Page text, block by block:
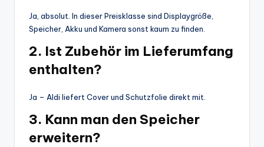
Ja, absolut. In dieser Preisklasse sind Displaygröße,
Speicher, Akku und Kamera sonst kaum zu finden.
2. Ist Zubehör im Lieferumfang
enthalten?
Ja – Aldi liefert Cover und Schutzfolie direkt mit.
3. Kann man den Speicher
erweitern?